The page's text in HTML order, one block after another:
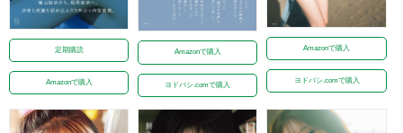
定期購読
Amazonで購入
Amazonで購入
ヨドバシ.comで購入
Amazonで購入
ヨドバシ.comで購入